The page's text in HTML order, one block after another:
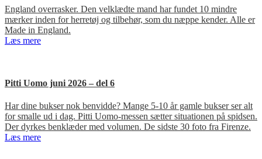
England overrasker. Den velklædte mand har fundet 10 mindre
mærker inden for herretøj og tilbehør, som du næppe kender. Alle er
Made in England.
Læs mere
Pitti Uomo juni 2026 – del 6
Har dine bukser nok benvidde? Mange 5-10 år gamle bukser ser alt
for smalle ud i dag. Pitti Uomo-messen sætter situationen på spidsen.
Der dyrkes benklæder med volumen. De sidste 30 foto fra Firenze.
Læs mere